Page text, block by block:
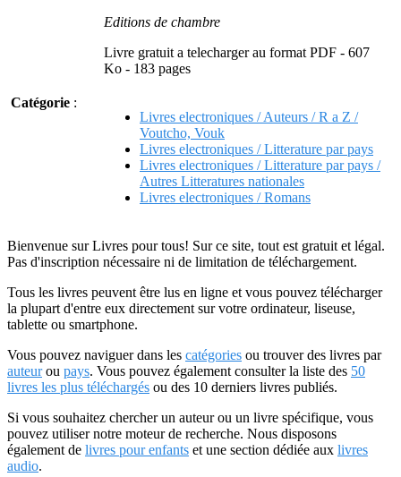
Editions de chambre
Livre gratuit a telecharger au format PDF - 607
Ko - 183 pages
Catégorie :
Livres electroniques / Auteurs / R a Z /
Voutcho, Vouk
Livres electroniques / Litterature par pays
Livres electroniques / Litterature par pays /
Autres Litteratures nationales
Livres electroniques / Romans
Bienvenue sur Livres pour tous! Sur ce site, tout est gratuit et légal.
Pas d'inscription nécessaire ni de limitation de téléchargement.
Tous les livres peuvent être lus en ligne et vous pouvez télécharger
la plupart d'entre eux directement sur votre ordinateur, liseuse,
tablette ou smartphone.
Vous pouvez naviguer dans les catégories ou trouver des livres par
auteurou pays. Vous pouvez également consulter la liste des 50
livres les plus téléchargés ou des 10 derniers livres publiés.
Si vous souhaitez chercher un auteur ou un livre spécifique, vous
pouvez utiliser notre moteur de recherche. Nous disposons
également de livres pour enfants et une section dédiée aux livres
audio.